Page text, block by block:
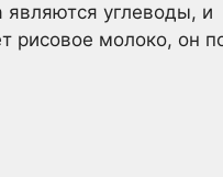
углеводы, и
рисовое молоко, он